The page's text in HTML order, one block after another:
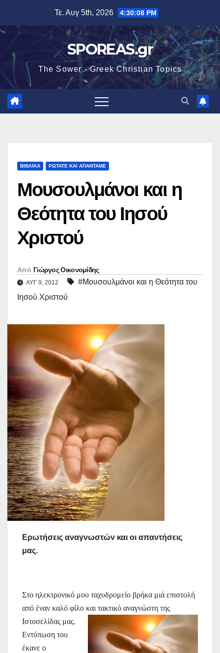
περιεχόμενο
Τε. Αυγ 5th, 2026 4:30:09 PM
SPOREAS.gr
The Sower - Greek Christian Topics
ΒΙΒΛΙΚΑ ΡΩΤΑΤΕ ΚΑΙ ΑΠΑΝΤΑΜΕ
Μουσουλμάνοι και η
Θεότητα του Ιησού
Χριστού
Από Γιώργος Οικονομίδης
ΑΥΓ 9, 2012
#Μουσουλμάνοι και η Θεότητα του
Ιησού Χριστού
Ερωτήσεις αναγνωστών και οι απαντήσεις
μας.
Στο ηλεκτρονικό μου ταχυδρομείο βρήκα μιά επιστολή
από έναν καλό φίλο και τακτικό αναγνώστη της
Ιστοσελίδας μας.
Εντύπωση του
έκανε ο